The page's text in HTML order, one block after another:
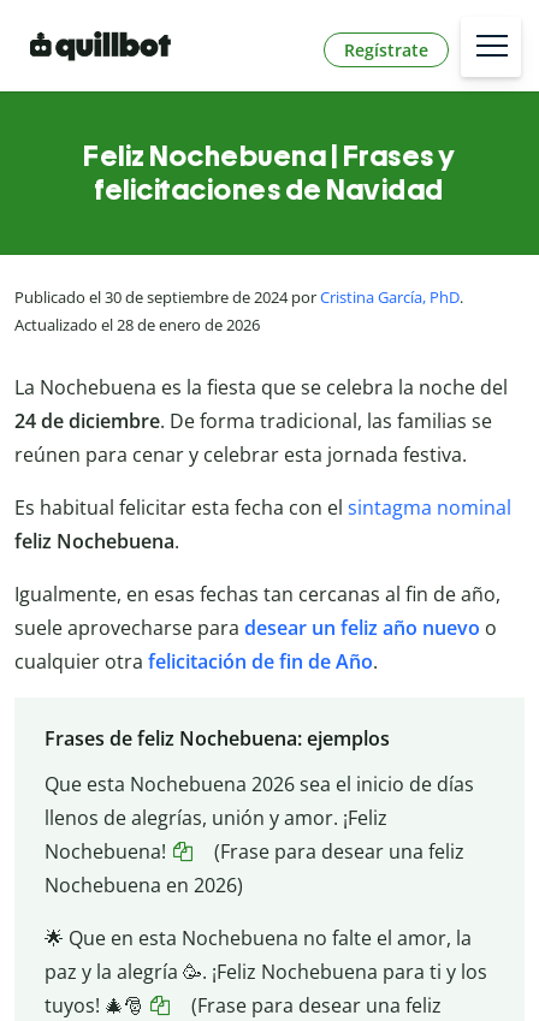
Regístrate
Feliz Nochebuena | Frases y
felicitaciones de Navidad
Publicado el 30 de septiembre de 2024 porCristina García, PhD.
Actualizado el 28 de enero de 2026
La Nochebuena es la fiesta que se celebra la noche del
24 de diciembre. De forma tradicional, las familias se
reúnen para cenar y celebrar esta jornada festiva.
Es habitual felicitar esta fecha con el sintagma nominal
feliz Nochebuena.
Igualmente, en esas fechas tan cercanas al fin de año,
suele aprovecharse para desear un feliz año nuevo o
cualquier otra felicitación de fin de Año.
Frases de feliz Nochebuena: ejemplos
Que esta Nochebuena 2026 sea el inicio de días
llenos de alegrías, unión y amor. ¡Feliz
Nochebuena!
(Frase para desear una feliz
Nochebuena en 2026)
🌟 Que en esta Nochebuena no falte el amor, la
paz y la alegría 🥳. ¡Feliz Nochebuena para ti y los
tuyos! 🎄🎅
(Frase para desear una feliz